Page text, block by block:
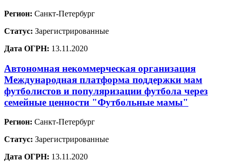
Регион: Санкт-Петербург
Статус: Зарегистрированные
Дата ОГРН: 13.11.2020
Автономная некоммерческая организация
Международная платформа поддержки мам
футболистов и популяризации футбола через
семейные ценности "Футбольные мамы"
Регион: Санкт-Петербург
Статус: Зарегистрированные
Дата ОГРН: 13.11.2020